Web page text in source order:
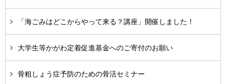
「海ごみはどこからやって来る？講座」開催しました！
大学生等かがわ定着促進基金へのご寄付のお願い
骨粗しょう症予防のための骨活セミナー